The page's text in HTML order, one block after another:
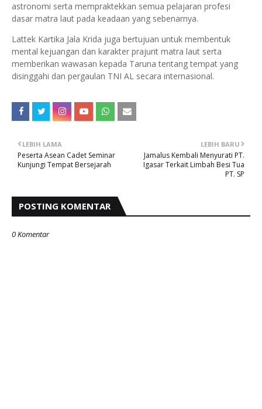
astronomi serta mempraktekkan semua pelajaran profesi
dasar matra laut pada keadaan yang sebenarnya.
Lattek Kartika Jala Krida juga bertujuan untuk membentuk
mental kejuangan dan karakter prajurit matra laut serta
memberikan wawasan kepada Taruna tentang tempat yang
disinggahi dan pergaulan TNI AL secara internasional.
LEBIH BARU
Jamalus Kembali Menyurati PT.
Igasar Terkait Limbah Besi Tua
PT. SP
LEBIH LAMA
Peserta Asean Cadet Seminar
Kunjungi Tempat Bersejarah
POSTING KOMENTAR
0 Komentar